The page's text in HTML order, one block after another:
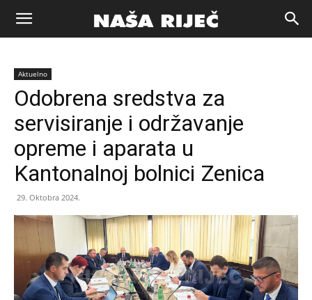
Naša
riječ
Aktuelno
Odobrena sredstva za
servisiranje i održavanje
opreme i aparata u
Kantonalnoj bolnici Zenica
29. Oktobra 2024.